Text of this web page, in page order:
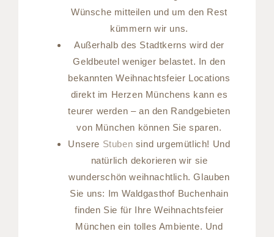
Wünsche mitteilen und um den Rest
kümmern wir uns.
Außerhalb des Stadtkerns wird der
Geldbeutel weniger belastet. In den
bekannten Weihnachtsfeier Locations
direkt im Herzen Münchens kann es
teurer werden – an den Randgebieten
von München können Sie sparen.
Unsere Stuben sind urgemütlich! Und
natürlich dekorieren wir sie
wunderschön weihnachtlich. Glauben
Sie uns: Im Waldgasthof Buchenhain
finden Sie für Ihre Weihnachtsfeier
München ein tolles Ambiente. Und